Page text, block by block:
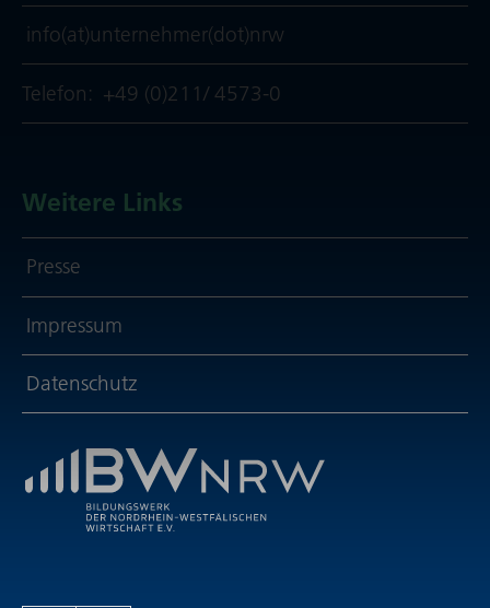
info(at)unternehmer(dot)nrw
Telefon: +49 (0)211/ 4573-0
Weitere Links
Presse
Impressum
Daten­schutz